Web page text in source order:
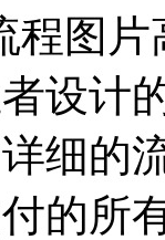
程图
设计
细的
的所